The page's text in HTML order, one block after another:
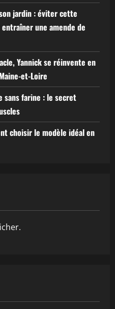
jardin : éviter cette
une amende de
Yannick se réinvente en
et-Loire
sans farine : le secret
choisir le modèle idéal en